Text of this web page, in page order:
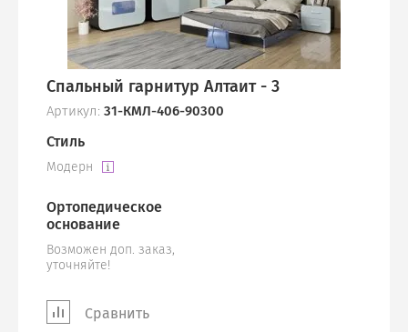
Спальный гарнитур Алтаит - 3
Артикул: 31-КМЛ-406-90300
Стиль
Модерн
Ортопедическое
основание
Возможен доп. заказ,
уточняйте!
Сравнить